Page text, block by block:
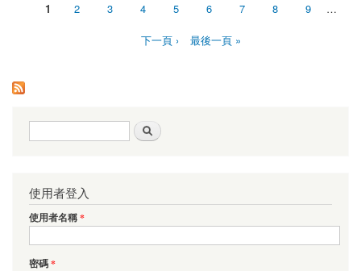
1 2 3 4 5 6 7 8 9 …
下一頁 › 最後一頁 »
搜尋表單
使用者登入
使用者名稱*
密碼*